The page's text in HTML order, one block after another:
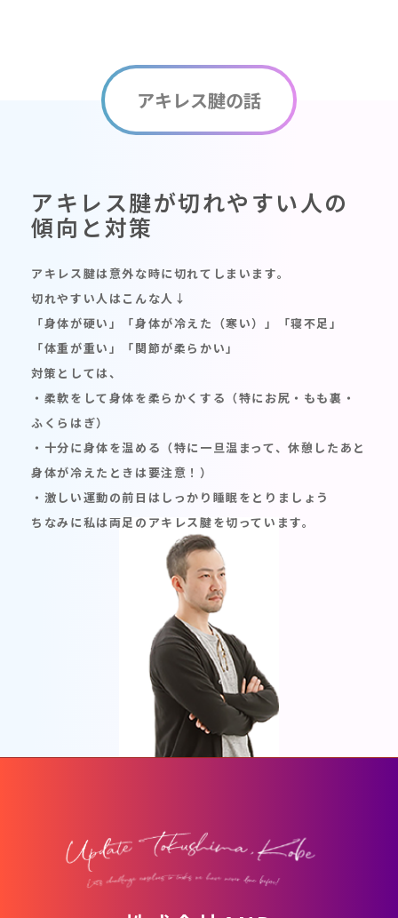
アキレス腱の話
アキレス腱が切れやすい人の
傾向と対策
アキレス腱は意外な時に切れてしまいます。
切れやすい人はこんな人↓
「身体が硬い」「身体が冷えた（寒い）」「寝不足」
「体重が重い」「関節が柔らかい」
対策としては、
・柔軟をして身体を柔らかくする（特にお尻・もも裏・
ふくらはぎ）
・十分に身体を温める（特に一旦温まって、休憩したあと
身体が冷えたときは要注意！）
・激しい運動の前日はしっかり睡眠をとりましょう
ちなみに私は両足のアキレス腱を切っています。